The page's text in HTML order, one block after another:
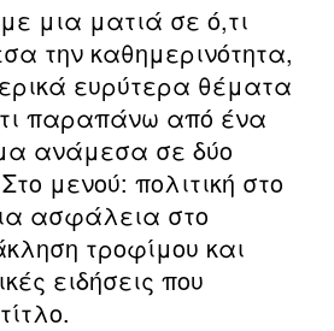
μια ματιά σε ό,τι
την καθημερινότητα,
ευρύτερα θέματα
παραπάνω από ένα
ανάμεσα σε δύο
μενού: πολιτική στο
ασφάλεια στο
τροφίμου και
ειδήσεις που